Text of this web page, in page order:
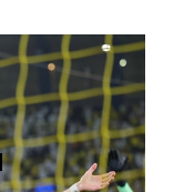
이민규, KPGA 데이비드골프 투어 15회 대회 우승……